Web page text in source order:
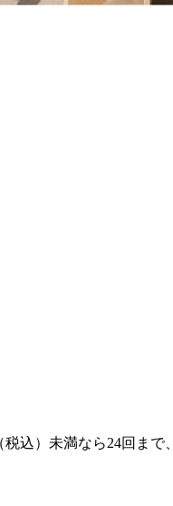
込）未満なら24回ま